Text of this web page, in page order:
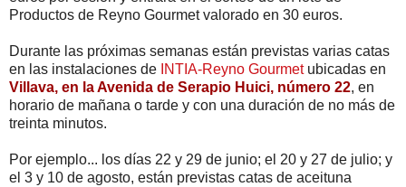
Productos de Reyno Gourmet valorado en 30 euros.
Durante las próximas semanas están previstas varias catas
en las instalaciones de INTIA-Reyno Gourmetubicadas en
Villava, en la Avenida de Serapio Huici, número 22, en
horario de mañana o tarde y con una duración de no más de
treinta minutos.
Por ejemplo... los días 22 y 29 de junio; el 20 y 27 de julio; y
el 3 y 10 de agosto, están previstas catas de aceituna